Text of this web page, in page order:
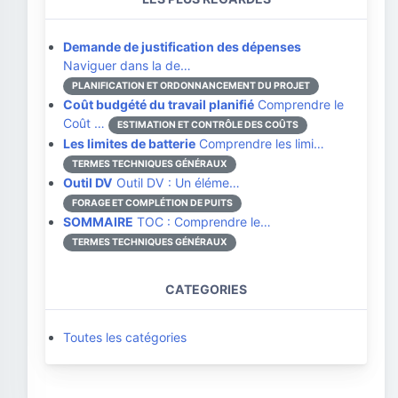
Demande de justification des dépenses
Naviguer dans la de…
PLANIFICATION ET ORDONNANCEMENT DU PROJET
Coût budgété du travail planifié Comprendre le
Coût …
ESTIMATION ET CONTRÔLE DES COÛTS
Les limites de batterie Comprendre les limi…
TERMES TECHNIQUES GÉNÉRAUX
Outil DV Outil DV : Un éléme…
FORAGE ET COMPLÉTION DE PUITS
SOMMAIRE TOC : Comprendre le…
TERMES TECHNIQUES GÉNÉRAUX
CATEGORIES
Toutes les catégories